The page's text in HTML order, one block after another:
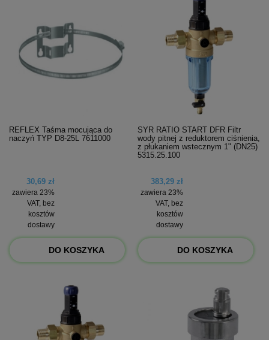
REFLEX Taśma mocująca do
naczyń TYP D8-25L 7611000
30,69 zł
zawiera 23%
VAT, bez
kosztów
dostawy
DO KOSZYKA
SYR RATIO START DFR Filtr
wody pitnej z reduktorem ciśnienia,
z płukaniem wstecznym 1" (DN25)
5315.25.100
383,29 zł
zawiera 23%
VAT, bez
kosztów
dostawy
DO KOSZYKA